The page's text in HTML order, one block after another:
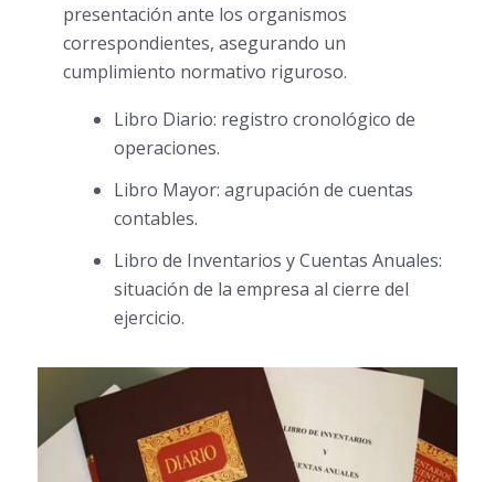
presentación ante los organismos
correspondientes, asegurando un
cumplimiento normativo riguroso.
Libro Diario: registro cronológico de
operaciones.
Libro Mayor: agrupación de cuentas
contables.
Libro de Inventarios y Cuentas Anuales:
situación de la empresa al cierre del
ejercicio.